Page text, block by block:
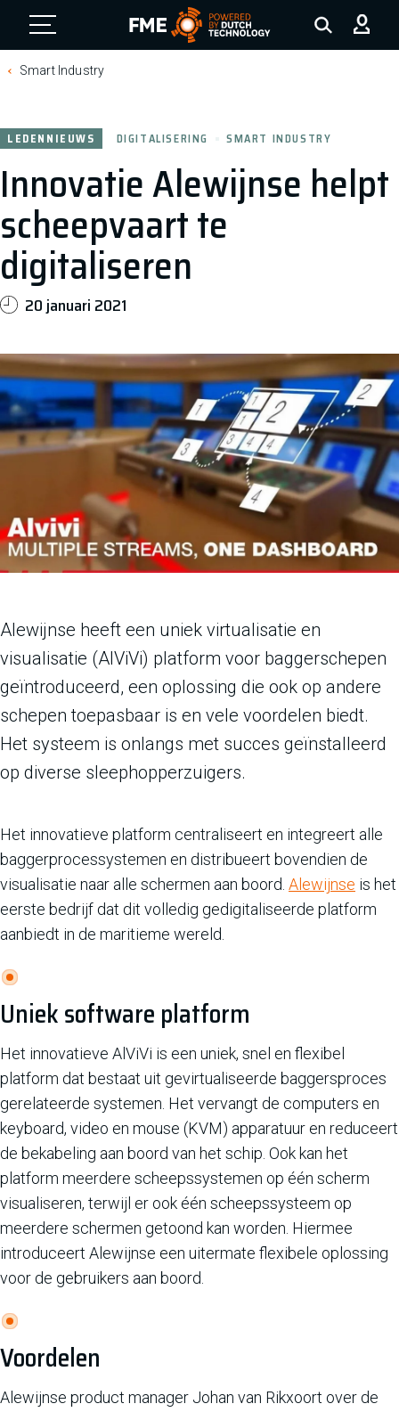
FME Logo, to the homepage
Smart Industry
Innovatie Alewijnse helpt
scheepvaart te
digitaliseren
LEDENNIEUWS DIGITALISERING SMART INDUSTRY
20 januari 2021
Alewijnse heeft een uniek virtualisatie en
visualisatie (AlViVi) platform voor baggerschepen
geïntroduceerd, een oplossing die ook op andere
schepen toepasbaar is en vele voordelen biedt.
Het systeem is onlangs met succes geïnstalleerd
op diverse sleephopperzuigers.
Het innovatieve platform centraliseert en integreert alle
baggerprocessystemen en distribueert bovendien de
visualisatie naar alle schermen aan boord. Alewijnse is het
eerste bedrijf dat dit volledig gedigitaliseerde platform
aanbiedt in de maritieme wereld.
Uniek software platform
Het innovatieve AlViVi is een uniek, snel en flexibel
platform dat bestaat uit gevirtualiseerde baggersproces
gerelateerde systemen. Het vervangt de computers en
keyboard, video en mouse (KVM) apparatuur en reduceert
de bekabeling aan boord van het schip. Ook kan het
platform meerdere scheepssystemen op één scherm
visualiseren, terwijl er ook één scheepssysteem op
meerdere schermen getoond kan worden. Hiermee
introduceert Alewijnse een uitermate flexibele oplossing
voor de gebruikers aan boord.
Voordelen
Alewijnse product manager Johan van Rikxoort over de